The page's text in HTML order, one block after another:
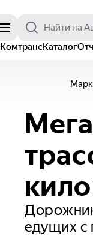
КомтрансКаталог
едущих с